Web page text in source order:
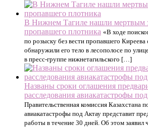
В Нижнем Тагиле нашли мертвым
пропавшего плотника «В ходе
по розыску без вести пропавшего
обнаружили его тело в лесополосе по
в пресс-группе нижнетагильского […]
Названы сроки оглашения
расследования авиакатастрофы
Правительственная комиссия Казахстана
авиакатастрофы под Актау представит
работы в течение 30 дней. Об этом заявил